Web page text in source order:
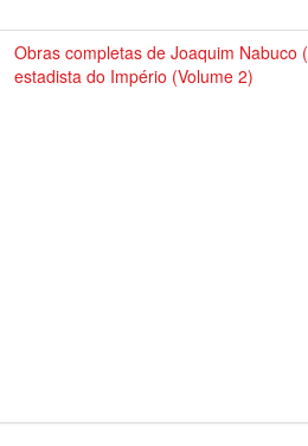
Obras completas de Joaquim Nabuco
estadista do Império (Volume 2)